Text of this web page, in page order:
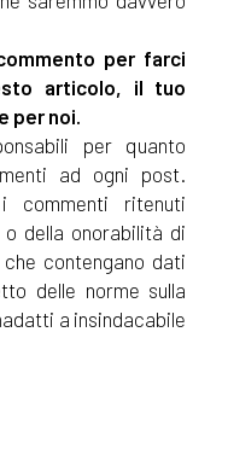
per farci
articolo, il tuo
per noi.
per quanto
ad ogni post.
commenti ritenuti
della onorabilità di
contengano dati
delle norme sulla
a insindacabile